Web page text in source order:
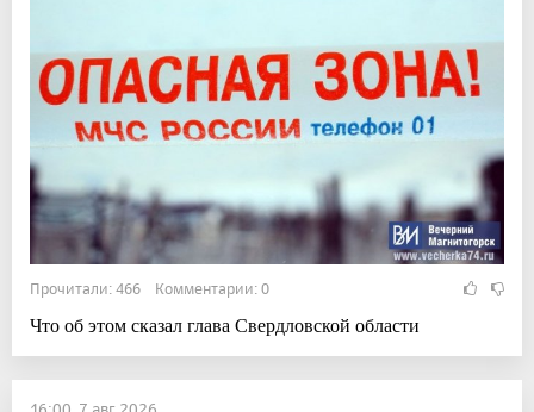
Прочитали: 466 Комментарии: 0
Что об этом сказал глава Свердловской области